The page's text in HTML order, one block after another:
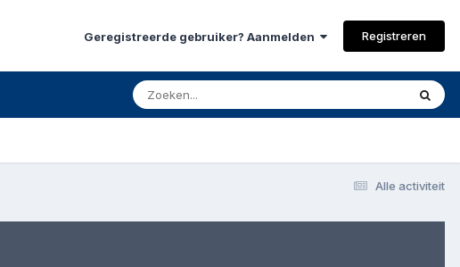
Geregistreerde gebruiker? Aanmelden Registreren
Alle activiteit